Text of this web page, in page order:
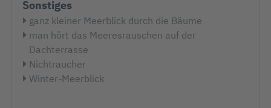
Nachttisch
Spiegel
Stehlampe
Tisch
Tischlampe
Treppe nach unten
Sonstiges
ganz kleiner Meerblick durch die Bäume
man hört das Meeresrauschen auf der
Dachterrasse
Nichtraucher
Winter-Meerblick